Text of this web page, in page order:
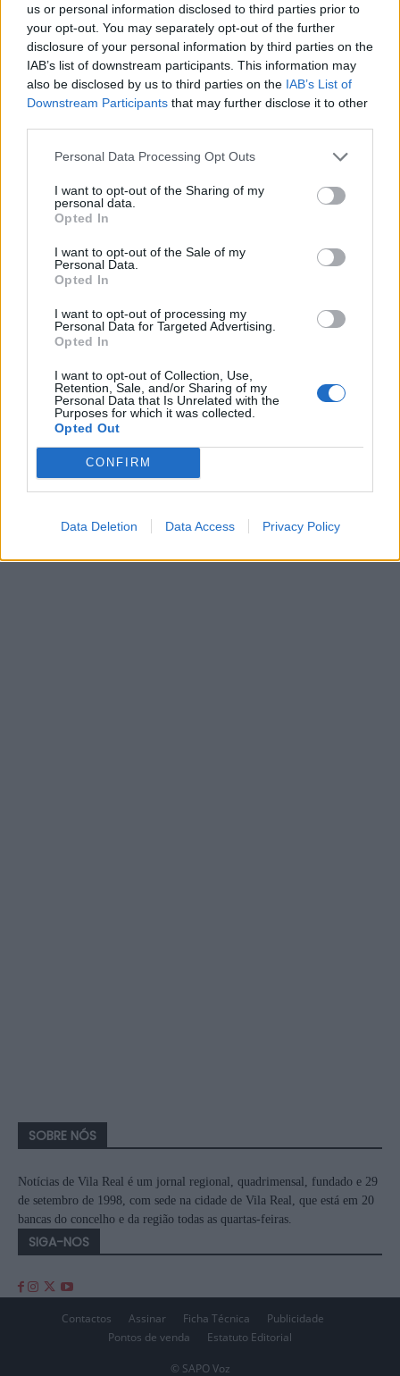
us or personal information disclosed to third parties prior to
your opt-out. You may separately opt-out of the further
disclosure of your personal information by third parties on the
IAB’s list of downstream participants. This information may
also be disclosed by us to third parties on the IAB’s List of
Downstream Participants that may further disclose it to other
Personal Data Processing Opt Outs
I want to opt-out of the Sharing of my
personal data.
Opted In
I want to opt-out of the Sale of my
Personal Data.
Opted In
I want to opt-out of processing my
Personal Data for Targeted Advertising.
Opted In
I want to opt-out of Collection, Use,
Retention, Sale, and/or Sharing of my
Personal Data that Is Unrelated with the
Purposes for which it was collected.
Opted Out
CONFIRM
Data Deletion Data Access Privacy Policy
Segurança e proteção civil em
destaque na reunião entre Governo
e...
6 de Agosto, 2026
GNR apreende quatro armas em
investigação por violência doméstica
em Vila...
5 de Agosto, 2026
Siga-nos no Instagram@noticiasdevilareal
SOBRE NÓS
Notícias de Vila Real é um jornal regional, quadrimensal, fundado e 29
de setembro de 1998, com sede na cidade de Vila Real, que está em 20
bancas do concelho e da região todas as quartas-feiras.
SIGA-NOS
Contactos Assinar Ficha Técnica
Publicidade
Pontos de venda
Estatuto Editorial
© SAPO Voz